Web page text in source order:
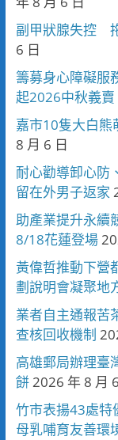
副甲狀腺失控
6 日
籌募身心障礙
起2026中秋義賣
嘉市10隻大白
8 月 6 日
耐心勸導卸心
留在外男子返家
助產業提升永
8/18花蓮登場
黃偉哲推動下
劃說明會凝聚地
業者自主通報苦
查核回收機制
高雄郵局辦理臺
餅2026 年 8 月
竹市表揚43處
母乳哺育友善環